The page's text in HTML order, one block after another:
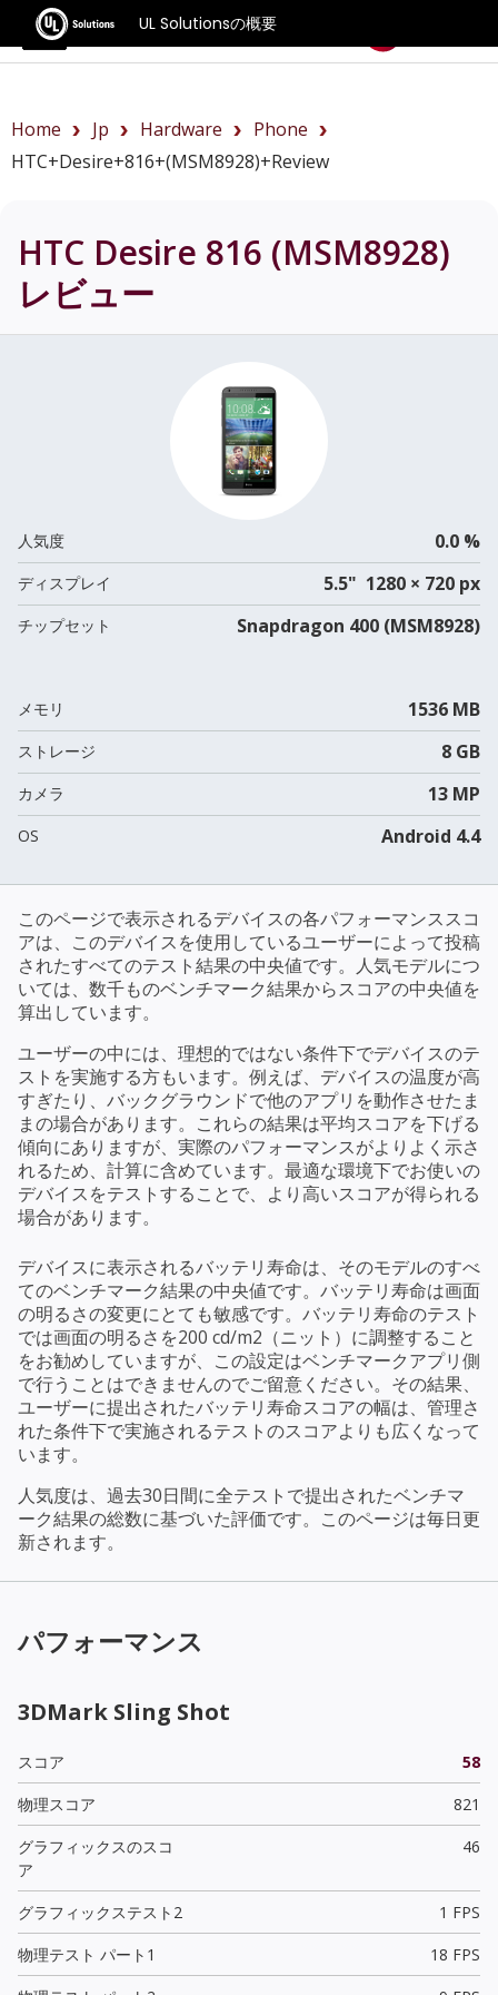
UL Solutionsの概要
ベンチマーク
Home Jp Hardware
Phone
HTC+Desire+816+(MSM8928)+review
HTC Desire 816 (MSM8928)
レビュー
人気度 0.0 %
ディスプレイ 5.5" 1280 × 720 px
チップセット Snapdragon 400 (MSM8928)
メモリ 1536 MB
ストレージ 8 GB
カメラ 13 MP
OS Android 4.4
このページで表示されるデバイスの各パフォーマンススコ
アは、このデバイスを使用しているユーザーによって投稿
されたすべてのテスト結果の中央値です。人気モデルにつ
いては、数千ものベンチマーク結果からスコアの中央値を
算出しています。
ユーザーの中には、理想的ではない条件下でデバイスのテ
ストを実施する方もいます。例えば、デバイスの温度が高
すぎたり、バックグラウンドで他のアプリを動作させたま
まの場合があります。これらの結果は平均スコアを下げる
傾向にありますが、実際のパフォーマンスがよりよく示さ
れるため、計算に含めています。最適な環境下でお使いの
デバイスをテストすることで、より高いスコアが得られる
場合があります。
デバイスに表示されるバッテリ寿命は、そのモデルのすべ
てのベンチマーク結果の中央値です。バッテリ寿命は画面
の明るさの変更にとても敏感です。バッテリ寿命のテスト
では画面の明るさを200 cd/m2（ニット）に調整すること
をお勧めしていますが、この設定はベンチマークアプリ側
で行うことはできませんのでご留意ください。その結果、
ユーザーに提出されたバッテリ寿命スコアの幅は、管理さ
れた条件下で実施されるテストのスコアよりも広くなって
います。
人気度は、過去30日間に全テストで提出されたベンチマ
ーク結果の総数に基づいた評価です。このページは毎日更
新されます。
パフォーマンス
3DMark Sling Shot
スコア
58
物理スコア
821
グラフィックスのスコ
ア
46
グラフィックステスト2
1 FPS
物理テスト パート1
18 FPS